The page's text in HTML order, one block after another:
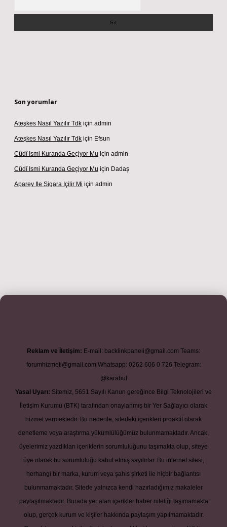
Son yorumlar
Ateşkes Nasıl Yazılır Tdk için admin
Ateşkes Nasıl Yazılır Tdk için Efsun
Cûdî Ismi Kuranda Geçiyor Mu için admin
Cûdî Ismi Kuranda Geçiyor Mu için Dadaş
Aparey Ile Sigara Içilir Mi için admin
betexper.xyzm elexbet
Reklam ve İletişim: E-mail: backlinkpaneli@gmail.com Teams:
forumhizmeti@gmail.com Whatsapp: 0262 606 0 726 Telegram:
@karabul
Yasal Uyarı: Sitemiz, 5651 Sayılı Kanun gereğince Bilgi Teknolojileri ve
İletişim Kurumu (BTK) tarafından onaylanmış bir Yer Sağlayıcı olarak
hizmet vermektedir. Bu nedenle, sitedeki içerikleri proaktif olarak
denetleme veya araştırma yükümlülüğümüz bulunmamaktadır. Ancak,
üyelerimiz yazdıkları içeriklerin sorumluluğunu taşımakta olup, siteye
üye olarak bu sorumluluğu kabul etmiş sayılırlar. Bu internet sitesi,
herhangi bir marka, kurum veya şahıs şirketi ile hiçbir bağlantısı
bulunmamaktadır. Sitede yalnızca kendi hazırladığımız makaleler
paylaşılmaktadır. Burada yer alan içerikler haber niteliği taşımamakta
olup, gerçek kurum ve kişiler hakkında paylaşım yapılmamaktadır.